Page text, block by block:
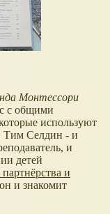
Монтессори
с общими
используют
Тим Селдин - и
и
детей
и
и знакомит